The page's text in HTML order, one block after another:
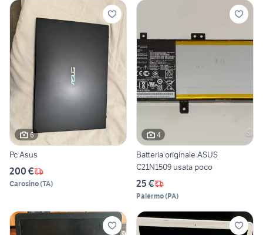
6
Pc Asus
200 €
Carosino(TA)
4
Batteria originale ASUS
C21N1509 usata poco
25 €
Palermo(PA)